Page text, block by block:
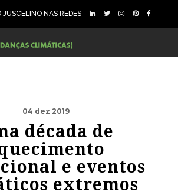
JUSCELINO NAS REDES
04 dez 2019
década de
e eventos
extremos